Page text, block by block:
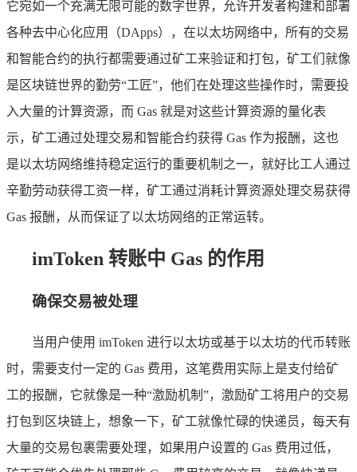
它宛如一个充满无限可能的数字世界，允许开发者构建和部署
各种去中心化应用（DApps），在以太坊网络中，所有的交易
和智能合约的执行都需要通过矿工来验证和打包，矿工们就像
是区块链世界的勤劳“工匠”，他们在处理这些操作时，需要投
入大量的计算资源，而 Gas 就是对这些计算资源的量化表
示，矿工通过处理交易和智能合约获得 Gas 作为报酬，这也
是以太坊网络维持稳定运行的重要机制之一，就好比工人通过
辛勤劳动获得工资一样，矿工通过消耗计算资源处理交易获得
Gas 报酬，从而保证了以太坊网络的正常运转。
imToken 转账中 Gas 的作用
确保交易被处理
当用户使用 imToken 进行以太坊或基于以太坊的代币转账
时，需要支付一定的 Gas 费用，这笔费用实际上是支付给矿
工的报酬，它就像是一种“激励机制”，激励矿工将用户的交易
打包到区块链上，想象一下，矿工就像忙碌的快递员，每天有
大量的交易包裹需要处理，如果用户设置的 Gas 费用过低，